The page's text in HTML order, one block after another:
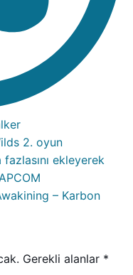
2. oyun
ekleyerek
– Karbon
Gerekli alanlar *